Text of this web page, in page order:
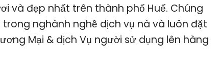
và đẹp nhất trên thành phố Huế. Chúng
nghành nghề dịch vụ nà và luôn đặt
Mại & dịch Vụ người sử dụng lên hàng